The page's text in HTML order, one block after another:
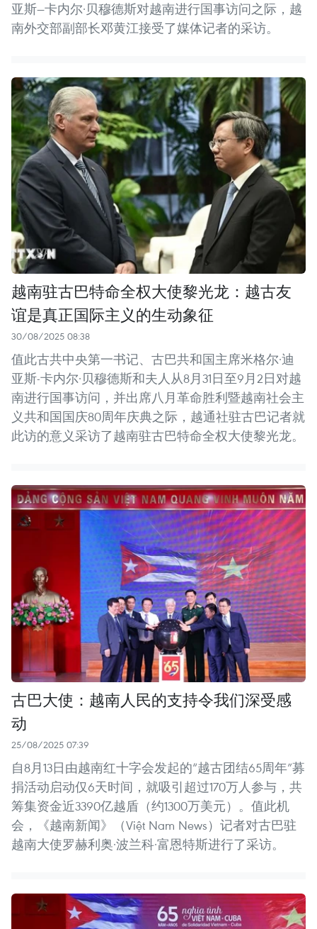
亚斯—卡内尔·贝穆德斯对越南进行国事访问之际，越
南外交部副部长邓黄江接受了媒体记者的采访。
越南驻古巴特命全权大使黎光龙：越古友
谊是真正国际主义的生动象征
30/08/2025 08:38
值此古共中央第一书记、古巴共和国主席米格尔·迪
亚斯-卡内尔·贝穆德斯和夫人从8月31日至9月2日对越
南进行国事访问，并出席八月革命胜利暨越南社会主
义共和国国庆80周年庆典之际，越通社驻古巴记者就
此访的意义采访了越南驻古巴特命全权大使黎光龙。
古巴大使：越南人民的支持令我们深受感
动
25/08/2025 07:39
自8月13日由越南红十字会发起的“越古团结65周年”募
捐活动启动仅6天时间，就吸引超过170万人参与，共
筹集资金近3390亿越盾（约1300万美元）。值此机
会，《越南新闻》（Việt Nam News）记者对古巴驻
越南大使罗赫利奥·波兰科·富恩特斯进行了采访。